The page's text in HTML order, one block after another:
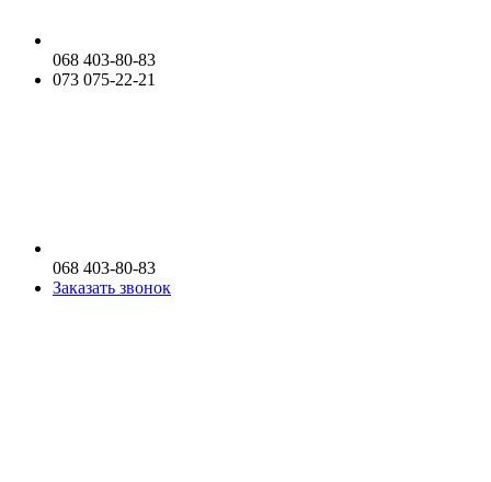
068 403-80-83
073 075-22-21
068 403-80-83
Заказать звонок